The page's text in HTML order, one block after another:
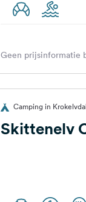
Geen prijsinformatie
Camping in
Skittenelv